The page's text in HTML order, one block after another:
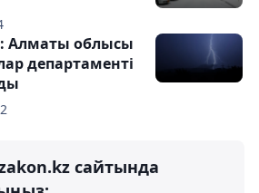
Алматы облысы
департаменті
сайтында